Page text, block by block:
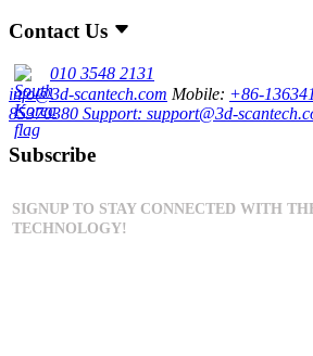
Contact Us
010 3548 2131
info@3d-scantech.com Mobile: +86-
85370380 Support: support@3d-
Subscribe